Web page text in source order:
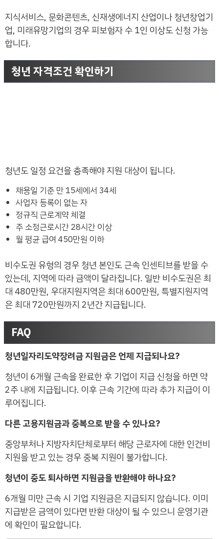
지식서비스, 문화콘텐츠, 신재생에너지 산업이나 청년창업기
업, 미래유망기업의 경우 피보험자 수 1인 이상도 신청 가능
합니다.
청년 자격조건 확인하기
청년도 일정 요건을 충족해야 지원 대상이 됩니다.
채용일 기준 만 15세에서 34세
사업자 등록이 없는 자
정규직 근로계약 체결
주 소정근로시간 28시간 이상
월 평균 급여 450만원 이하
비수도권 유형의 경우 청년 본인도 근속 인센티브를 받을 수
있는데, 지역에 따라 금액이 달라집니다. 일반 비수도권은 최
대 480만원, 우대지원지역은 최대 600만원, 특별지원지역
은 최대 720만원까지 2년간 지급됩니다.
FAQ
청년일자리도약장려금 지원금은 언제 지급되나요?
청년이 6개월 근속을 완료한 후 기업이 지급 신청을 하면 약
2주 내에 지급됩니다. 이후 근속 기간에 따라 추가 지급이 이
루어집니다.
다른 고용지원금과 중복으로 받을 수 있나요?
중앙부처나 지방자치단체로부터 해당 근로자에 대한 인건비
지원을 받고 있는 경우 중복 지원이 불가합니다.
청년이 중도 퇴사하면 지원금을 반환해야 하나요?
6개월 미만 근속 시 기업 지원금은 지급되지 않습니다. 이미
지급받은 금액이 있다면 반환 대상이 될 수 있으니 운영기관
에 확인이 필요합니다.